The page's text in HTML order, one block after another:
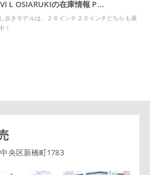
L OSIARUKIの在庫情報 P...
歩きモデルは、２６インチ２０インチどちらも展
！
央区新橋町1783